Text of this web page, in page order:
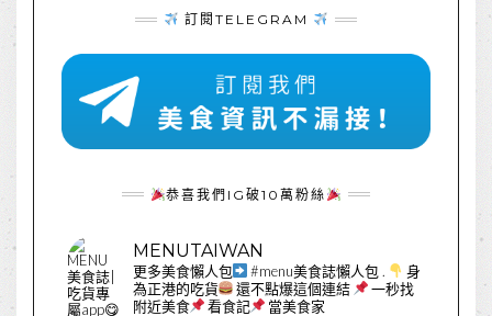
訂閱TELEGRAM
恭喜我們IG破10萬粉絲
MENUTAIWAN
更多美食懶人包 #menu美食誌懶人包 .
身
為正港的吃貨
還不點爆這個連結
一秒找
附近美食
看食記 當美食家